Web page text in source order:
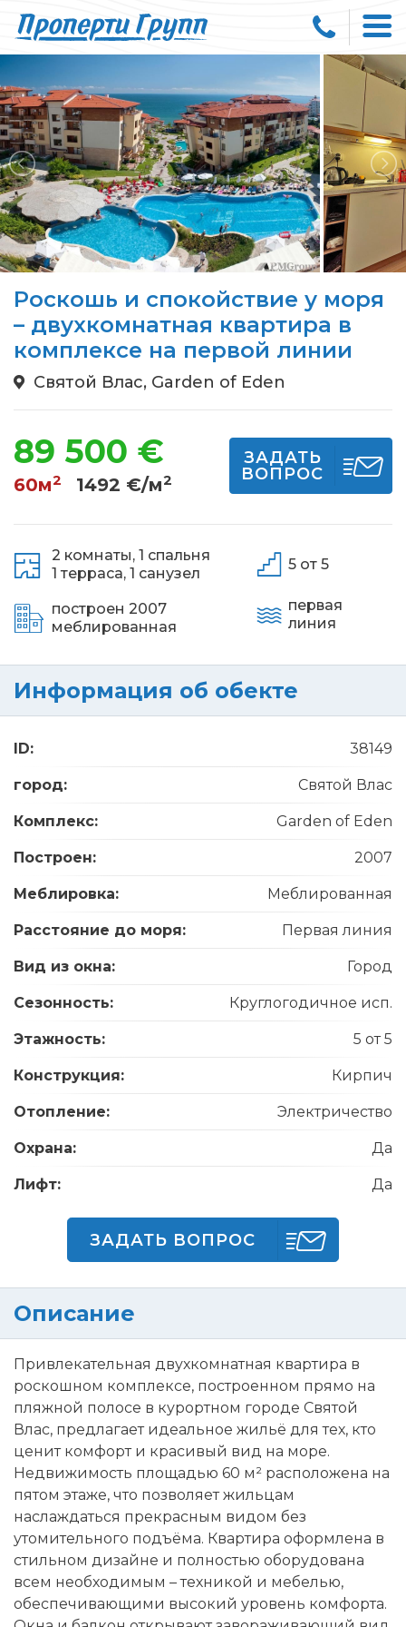
Роскошь и спокойствие у моря
– двухкомнатная квартира в
комплексе на первой линии
Святой Влас, Garden of Eden
89 500 €
60м2 1492 €/м2
ЗАДАТЬ
ВОПРОС
2 комнаты, 1 спальня
1 терраса, 1 санузел
построен 2007
меблированная
5 от 5
первая
линия
Информация об обекте
ID: 38149
город: Святой Влас
Комплекс: Garden of Eden
Построен: 2007
Меблировка: Меблированная
Расстояние до моря: Первая линия
Вид из окна: Город
Сезонность: Круглогодичное исп.
Этажность: 5 от 5
Конструкция: Кирпич
Отопление: Электричество
Охрана: Да
Лифт: Да
ЗАДАТЬ ВОПРОС
Описание
Привлекательная двухкомнатная квартира в
роскошном комплексе, построенном прямо на
пляжной полосе в курортном городе Святой
Влас, предлагает идеальное жильё для тех, кто
ценит комфорт и красивый вид на море.
Недвижимость площадью 60 м² расположена на
пятом этаже, что позволяет жильцам
наслаждаться прекрасным видом без
утомительного подъёма. Квартира оформлена в
стильном дизайне и полностью оборудована
всем необходимым – техникой и мебелью,
обеспечивающими высокий уровень комфорта.